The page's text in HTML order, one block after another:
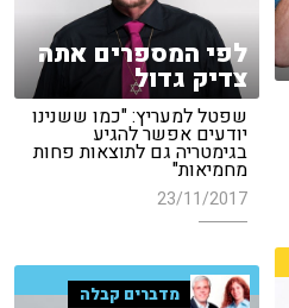
לפי המספרים אתה
צדיק גדול
שפטל למעריץ: "כמו ששנינו
יודעים אפשר להגיע
בגימטריה גם לתוצאות פחות
מחמיאות"
23/11/2017
מדברים קבלה